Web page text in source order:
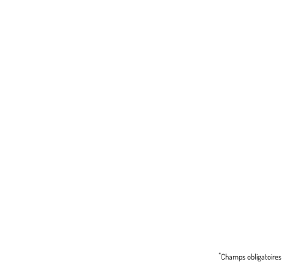
*Champs obligatoires